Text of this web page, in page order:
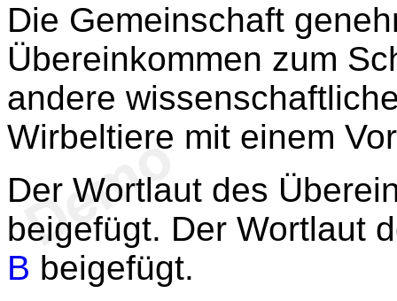
Die Gemeinschaft
Übereinkommen zum
andere
Wirbeltiere mit einem
Der Wortlaut des
beigefügt. Der Wortlaut
B beigefügt.